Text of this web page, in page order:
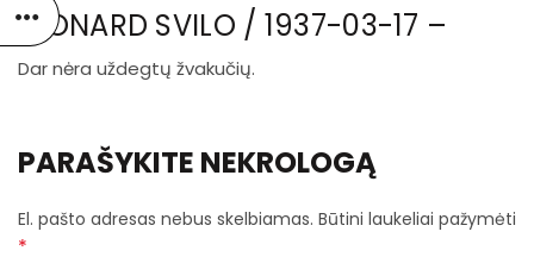
LEONARD SVILO / 1937-03-17 –
Dar nėra uždegtų žvakučių.
PARAŠYKITE NEKROLOGĄ
El. pašto adresas nebus skelbiamas. Būtini laukeliai pažymėti
*